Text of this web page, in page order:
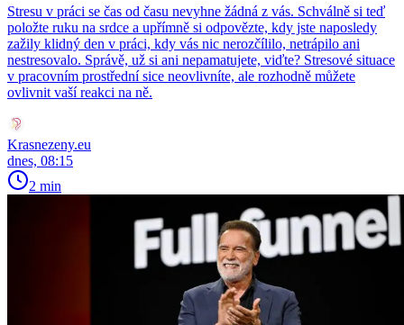
Stresu v práci se čas od času nevyhne žádná z vás. Schválně si teď
položte ruku na srdce a upřímně si odpovězte, kdy jste naposledy
zažily klidný den v práci, kdy vás nic nerozčílilo, netrápilo ani
nestresovalo. Správě, už si ani nepamatujete, viďte? Stresové situace
v pracovním prostřední sice neovlivníte, ale rozhodně můžete
ovlivnit vaší reakci na ně.
Krasnezeny.eu
dnes, 08:15
2 min